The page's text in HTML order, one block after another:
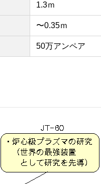
1.3ｍ
〜0.35ｍ
50万アンペア